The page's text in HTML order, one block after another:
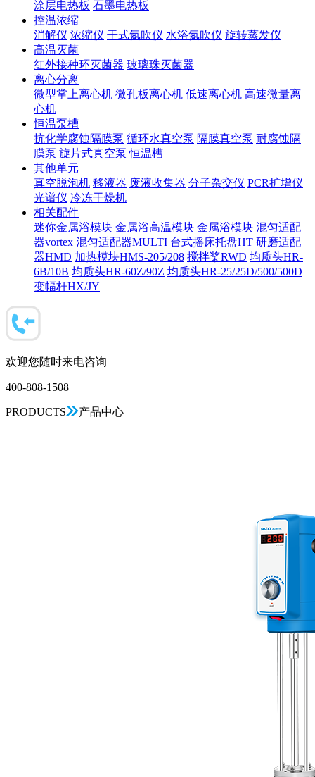
涂层电热板 石墨电热板
控温浓缩
消解仪 浓缩仪 干式氮吹仪 水浴氮吹仪 旋转蒸发仪
高温灭菌
红外接种环灭菌器 玻璃珠灭菌器
离心分离
微型掌上离心机 微孔板离心机 低速离心机 高速微量离
心机
恒温泵槽
抗化学腐蚀隔膜泵 循环水真空泵 隔膜真空泵 耐腐蚀隔
膜泵 旋片式真空泵 恒温槽
其他单元
真空脱泡机 移液器 废液收集器 分子杂交仪 PCR扩增仪
光谱仪 冷冻干燥机
相关配件
迷你金属浴模块 金属浴高温模块 金属浴模块 混匀适配
器vortex 混匀适配器MULTI 台式摇床托盘HT 研磨适配
器HMD 加热模块HMS-205/208 搅拌桨RWD 均质头HR-
6B/10B 均质头HR-60Z/90Z 均质头HR-25/25D/500/500D
变幅杆HX/JY
欢迎您随时来电咨询
400-808-1508
PRODUCTS 产品中心